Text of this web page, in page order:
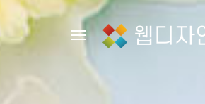
Toggle navigation
웹디자